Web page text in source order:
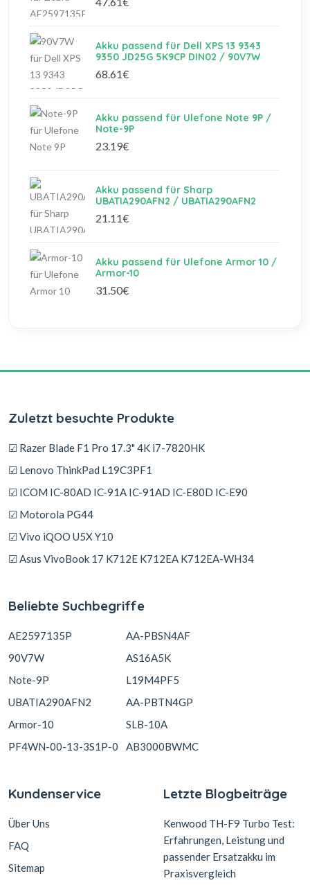
Akku passend für Dell XPS 13 9343
9350 JD25G 5K9CP DIN02 / 90V7W
68.61€
Akku passend für Ulefone Note 9P /
Note-9P
23.19€
Akku passend für Sharp
UBATIA290AFN2 / UBATIA290AFN2
21.11€
Akku passend für Ulefone Armor 10 /
Armor-10
31.50€
Zuletzt besuchte Produkte
☑ Razer Blade F1 Pro 17.3" 4K i7-7820HK
☑ Lenovo ThinkPad L19C3PF1
☑ ICOM IC-80AD IC-91A IC-91AD IC-E80D IC-E90
☑ Motorola PG44
☑ Vivo iQOO U5X Y10
☑ Asus VivoBook 17 K712E K712EA K712EA-WH34
Beliebte Suchbegriffe
AE2597135P
90V7W
Note-9P
UBATIA290AFN2
Armor-10
PF4WN-00-13-3S1P-0
AA-PBSN4AF
AS16A5K
L19M4PF5
AA-PBTN4GP
SLB-10A
AB3000BWMC
Kundenservice
Über Uns
FAQ
Sitemap
Letzte Blogbeiträge
Kenwood TH-F9 Turbo Test:
Erfahrungen, Leistung und
passender Ersatzakku im
Praxisvergleich